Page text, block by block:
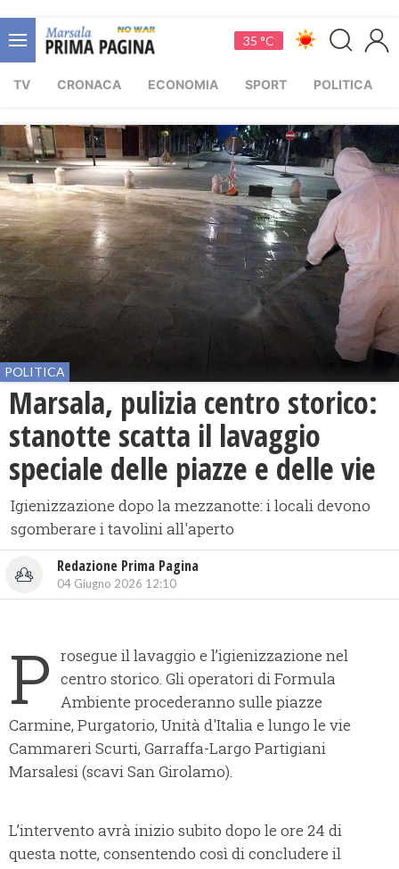
35 °C
TV CRONACA ECONOMIA SPORT POLITICA
POLITICA
Marsala, pulizia centro storico:
stanotte scatta il lavaggio
speciale delle piazze e delle vie
Igienizzazione dopo la mezzanotte: i locali devono
sgomberare i tavolini all'aperto
Redazione Prima Pagina
04 Giugno 2026 12:10
P rosegue il lavaggio e l’igienizzazione nel
centro storico. Gli operatori di Formula
Ambiente procederanno sulle piazze
Carmine, Purgatorio, Unità d'Italia e lungo le vie
Cammareri Scurti, Garraffa-Largo Partigiani
Marsalesi (scavi San Girolamo).
L’intervento avrà inizio subito dopo le ore 24 di
questa notte, consentendo così di concludere il